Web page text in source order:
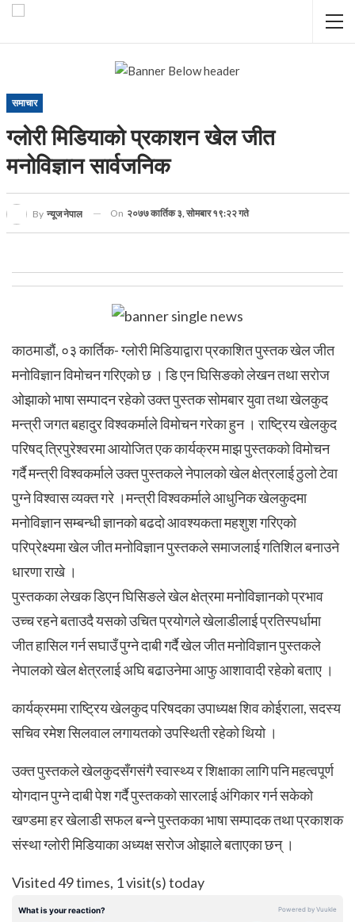
समाचार
ग्लोरी मिडियाको प्रकाशन खेल जीत
मनोविज्ञान सार्वजनिक
By न्यूज नेपाल On २०७७ कार्तिक ३, सोमबार १९:२२ गते
काठमाडौं, ०३ कार्तिक- ग्लोरी मिडियाद्वारा प्रकाशित पुस्तक खेल जीत
मनोविज्ञान विमोचन गरिएको छ । डि एन घिसिङको लेखन तथा सरोज
ओझाको भाषा सम्पादन रहेको उक्त पुस्तक सोमबार युवा तथा खेलकुद
मन्त्री जगत बहादुर विश्वकर्माले विमोचन गरेका हुन । राष्ट्रिय खेलकुद
परिषद् त्रिपुरेश्वरमा आयोजित एक कार्यक्रम माझ पुस्तकको विमोचन
गर्दै मन्त्री विश्वकर्माले उक्त पुस्तकले नेपालको खेल क्षेत्रलाई ठुलो टेवा
पुग्ने विश्वास व्यक्त गरे ।मन्त्री विश्वकर्माले आधुनिक खेलकुदमा
मनोविज्ञान सम्बन्धी ज्ञानको बढदो आवश्यकता महशुश गरिएको
परिप्रेक्ष्यमा खेल जीत मनोविज्ञान पुस्तकले समाजलाई गतिशिल बनाउने
धारणा राखे ।
पुस्तकका लेखक डिएन घिसिङले खेल क्षेत्रमा मनोविज्ञानको प्रभाव
उच्च रहने बताउदै यसको उचित प्रयोगले खेलाडीलाई प्रतिस्पर्धामा
जीत हासिल गर्न सघाउँ पुग्ने दाबी गर्दै खेल जीत मनोविज्ञान पुस्तकले
नेपालको खेल क्षेत्रलाई अघि बढाउनेमा आफु आशावादी रहेको बताए ।
कार्यक्रममा राष्ट्रिय खेलकुद परिषदका उपाध्यक्ष शिव कोईराला, सदस्य
सचिव रमेश सिलवाल लगायतको उपस्थिती रहेको थियो ।
उक्त पुस्तकले खेलकुदसँगसंगै स्वास्थ्य र शिक्षाका लागि पनि महत्वपूर्ण
योगदान पुग्ने दाबी पेश गर्दै पुस्तकको सारलाई अंगिकार गर्न सकेको
खण्डमा हर खेलाडी सफल बन्ने पुस्तकका भाषा सम्पादक तथा प्रकाशक
संस्था ग्लोरी मिडियाका अध्यक्ष सरोज ओझाले बताएका छन् ।
Visited 49 times, 1 visit(s) today